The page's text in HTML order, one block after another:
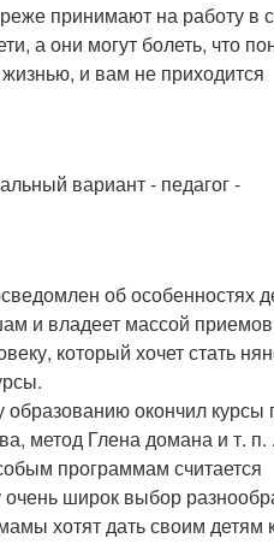
принимают на работу в
а они могут болеть, что
и вам не приходится
вариант - педагог -
об особенностях
и владеет массой
который хочет стать
образованию окончил курсы
метод Глена домана и т. п.
программам считается
очень широк выбор
хотят дать своим детям